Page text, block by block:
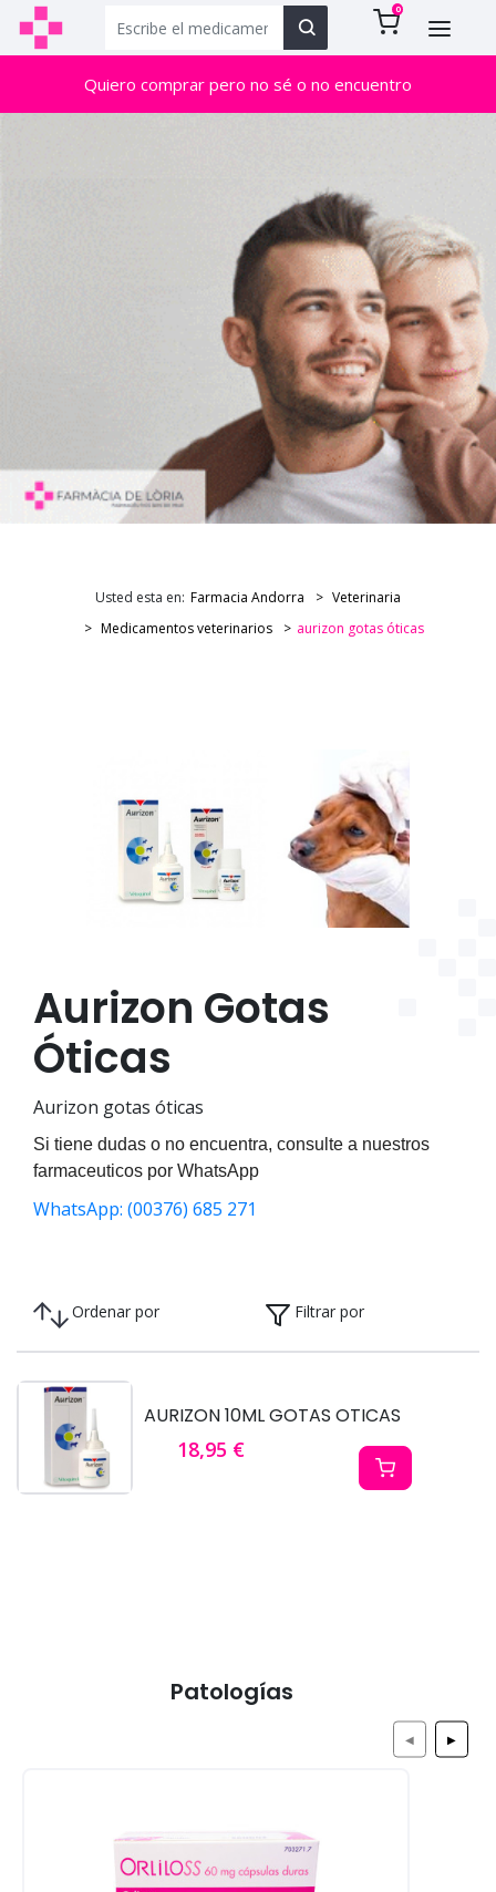
0
Quiero comprar pero no sé o no encuentro
Usted esta en: Farmacia Andorra
Veterinaria
Medicamentos veterinarios
aurizon gotas óticas
Aurizon Gotas
Óticas
Aurizon gotas óticas
Si tiene dudas o no encuentra, consulte a nuestros
farmaceuticos por WhatsApp
WhatsApp: (00376) 685 271
Ordenar por Filtrar por
AURIZON 10ML GOTAS OTICAS
18,95 €
Patologías
◀ ▶